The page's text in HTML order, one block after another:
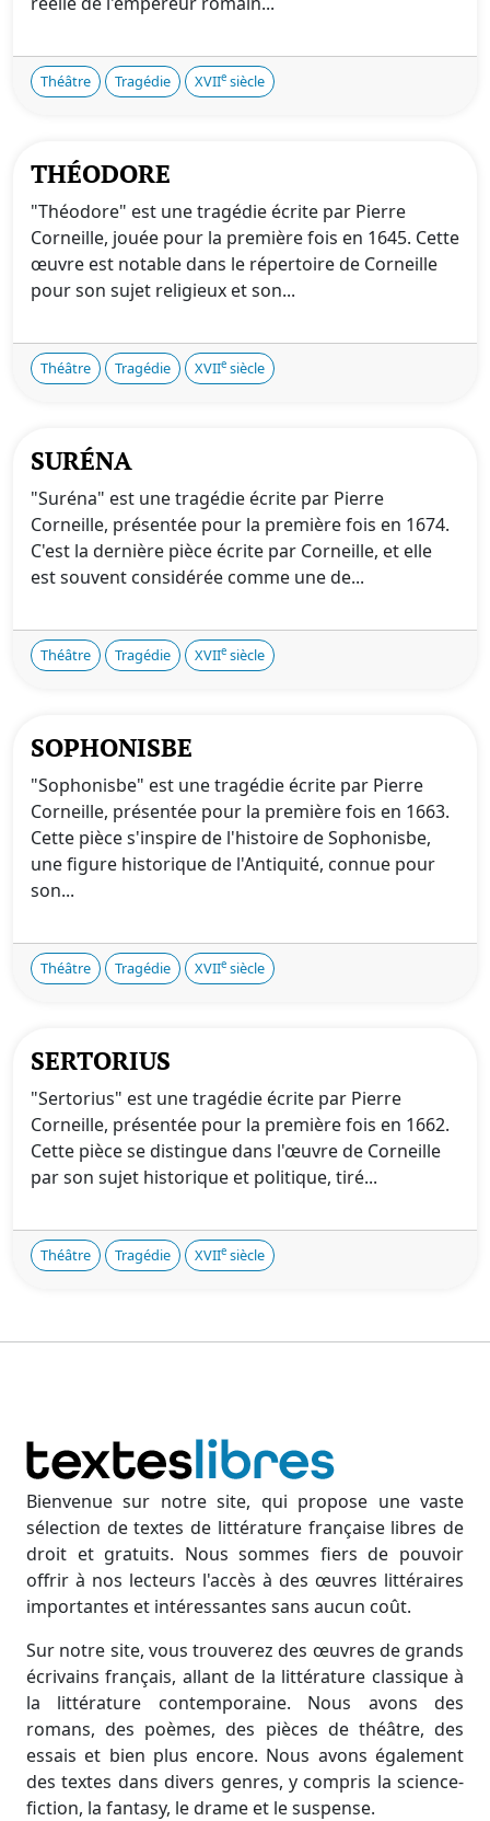
Théâtre Tragédie XVIIe siècle
THÉODORE
"Théodore" est une tragédie écrite par Pierre
Corneille, jouée pour la première fois en 1645. Cette
œuvre est notable dans le répertoire de Corneille
pour son sujet religieux et son...
Théâtre Tragédie XVIIe siècle
SURÉNA
"Suréna" est une tragédie écrite par Pierre
Corneille, présentée pour la première fois en 1674.
C'est la dernière pièce écrite par Corneille, et elle
est souvent considérée comme une de...
Théâtre Tragédie XVIIe siècle
SOPHONISBE
"Sophonisbe" est une tragédie écrite par Pierre
Corneille, présentée pour la première fois en 1663.
Cette pièce s'inspire de l'histoire de Sophonisbe,
une figure historique de l'Antiquité, connue pour
son...
Théâtre Tragédie XVIIe siècle
SERTORIUS
"Sertorius" est une tragédie écrite par Pierre
Corneille, présentée pour la première fois en 1662.
Cette pièce se distingue dans l'œuvre de Corneille
par son sujet historique et politique, tiré...
Théâtre Tragédie XVIIe siècle
Bienvenue sur notre site, qui propose une vaste
sélection de textes de littérature française libres de
droit et gratuits. Nous sommes fiers de pouvoir
offrir à nos lecteurs l'accès à des œuvres littéraires
importantes et intéressantes sans aucun coût.
Sur notre site, vous trouverez des œuvres de grands
écrivains français, allant de la littérature classique à
la littérature contemporaine. Nous avons des
romans, des poèmes, des pièces de théâtre, des
essais et bien plus encore. Nous avons également
des textes dans divers genres, y compris la science-
fiction, la fantasy, le drame et le suspense.